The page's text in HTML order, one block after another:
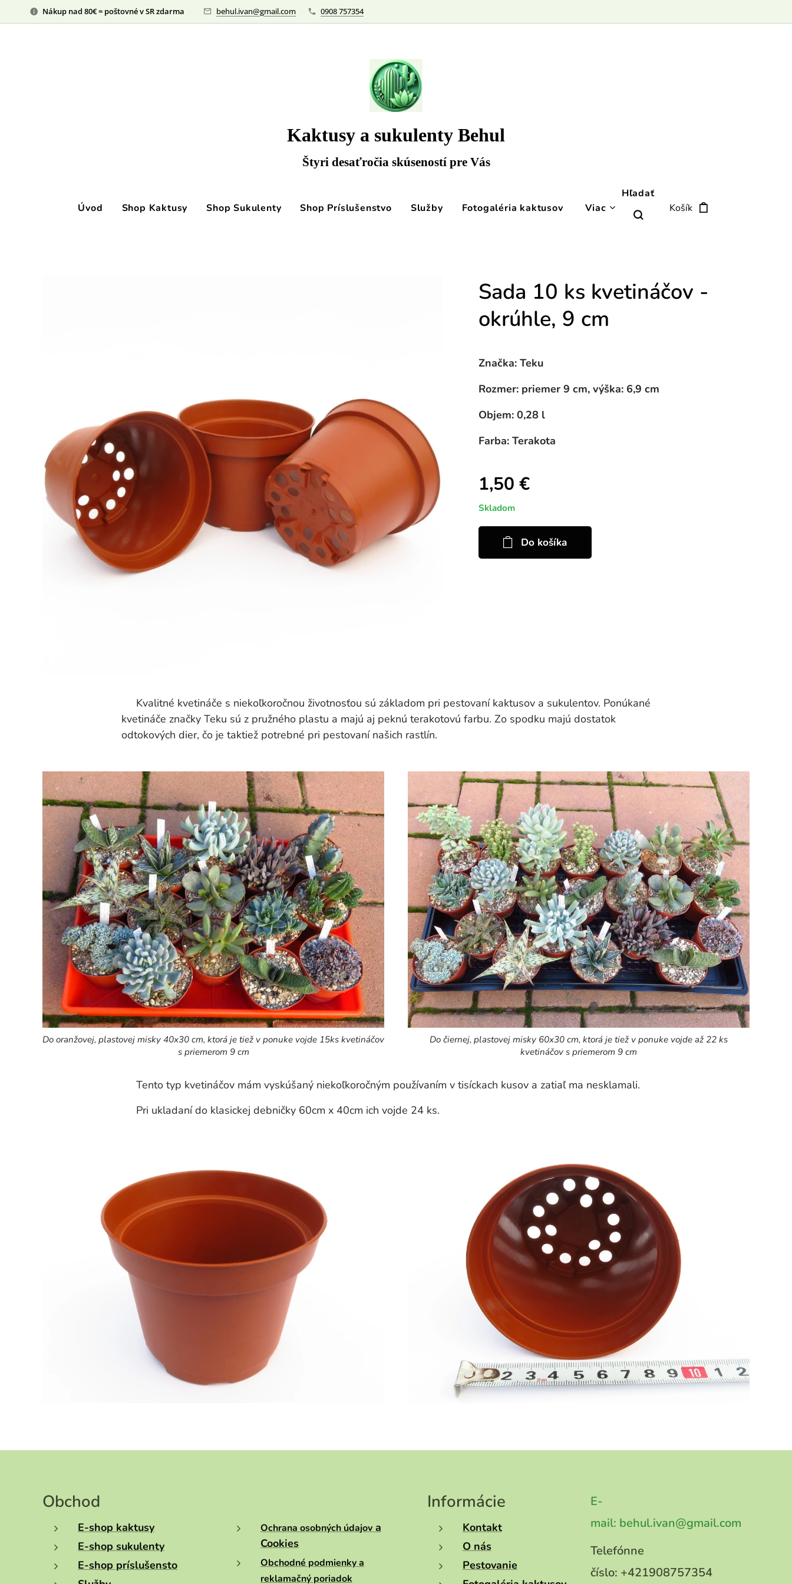
Nákup nad 80€ = poštovné v SR zdarma behul.ivan@gmail.com 0908 757354
Kaktusy a sukulenty Behul
Štyri desaťročia skúseností pre Vás
Úvod Shop Kaktusy Shop Sukulenty Shop Príslušenstvo Služby Fotogaléria kaktusov Viac
Hľadať
Košík
Sada 10 ks kvetináčov -
okrúhle, 9 cm
Značka: Teku
Rozmer: priemer 9 cm, výška: 6,9 cm
Objem: 0,28 l
Farba: Terakota
1,50 €
Skladom
Do košíka
Kvalitné kvetináče s niekoľkoročnou životnosťou sú základom pri pestovaní kaktusov a sukulentov. Ponúkané
kvetináče značky Teku sú z pružného plastu a majú aj peknú terakotovú farbu. Zo spodku majú dostatok
odtokových dier, čo je taktiež potrebné pri pestovaní našich rastlín.
Do oranžovej, plastovej misky 40x30 cm, ktorá je tiež v ponuke vojde 15ks kvetináčov
s priemerom 9 cm
Do čiernej, plastovej misky 60x30 cm, ktorá je tiež v ponuke vojde až 22 ks
kvetináčov s priemerom 9 cm
Tento typ kvetináčov mám vyskúšaný niekoľkoročným používaním v tisíckach kusov a zatiaľ ma nesklamali.
Pri ukladaní do klasickej debničky 60cm x 40cm ich vojde 24 ks.
Obchod
E-shop kaktusy
E-shop sukulenty
E-shop príslušensto
Ochrana osobných údajov a
Cookies
Obchodné podmienky a
reklamačný poriadok
Informácie
Kontakt
O nás
Pestovanie
E-
mail: behul.ivan@gmail.com
Telefónne
číslo: +421908757354